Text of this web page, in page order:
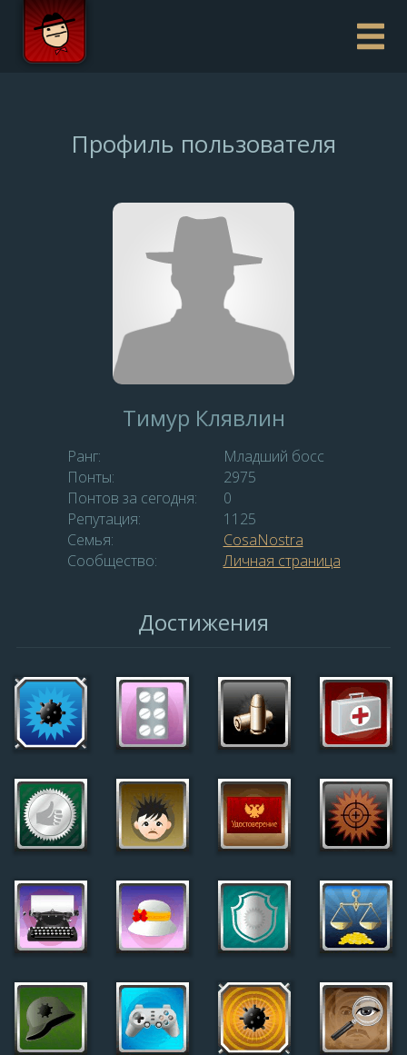
Профиль пользователя
Тимур Клявлин
Ранг:
Младший босс
Понты:
2975
Понтов за сегодня:
0
Репутация:
1125
Семья:
СosaNostra
Сообщество:
Личная страница
Достижения